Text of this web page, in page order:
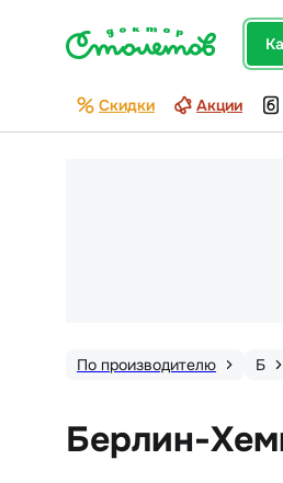
Скидки Акции
По производителю Б
Берлин-